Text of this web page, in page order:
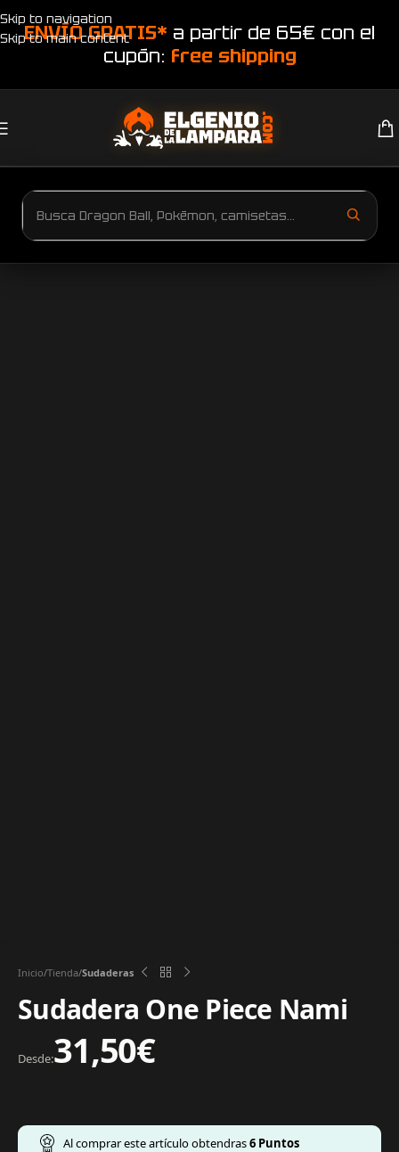
Skip to navigation
Skip to main content
ENVÍO GRATIS* a partir de 65€ con el
cupón: free shipping
Inicio Tienda Sudaderas
Sudadera One Piece Nami
Desde:31,50€
Al comprar este artículo obtendras6 Puntos